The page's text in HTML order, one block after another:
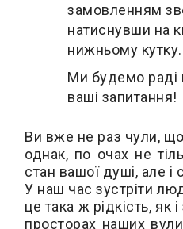
замовленням
натиснувши на
нижньому кутку.
Ми будемо раді
ваші запитання!
Ви вже не раз чули,
однак, по очах не
стан вашої душі, але і
У наш час зустріти
це така ж рідкість, як
просторах наших